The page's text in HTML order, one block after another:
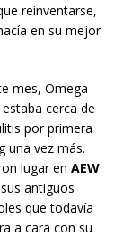
reinventarse,
en su mejor
mes, Omega
cerca de
por primera
una vez más.
lugar en AEW
antiguos
que todavía
a cara con su